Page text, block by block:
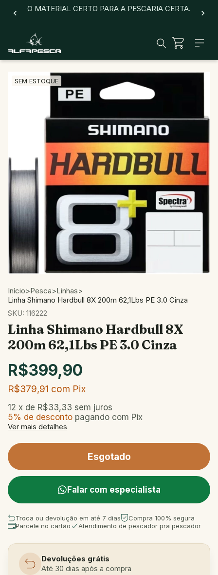
O MATERIAL CERTO PARA A PESCARIA CERTA.
SEM ESTOQUE
Início>Pesca>Linhas>
Linha Shimano Hardbull 8X 200m 62,1Lbs PE 3.0 Cinza
SKU: 116222
Linha Shimano Hardbull 8X
200m 62,1Lbs PE 3.0 Cinza
R$399,90
R$379,91 com Pix
12 x de R$33,33 sem juros
5% de desconto pagando com Pix
Ver mais detalhes
Falar com especialista
Troca ou devolução em até 7 dias
Compra 100% segura
Parcele no cartão
Atendimento de pescador pra pescador
Devoluções grátis
Até 30 dias após a compra